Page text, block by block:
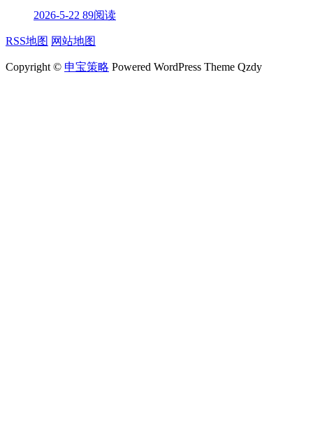
2026-5-22 89阅读
RSS地图 网站地图
Copyright © 申宝策略 Powered WordPress Theme Qzdy